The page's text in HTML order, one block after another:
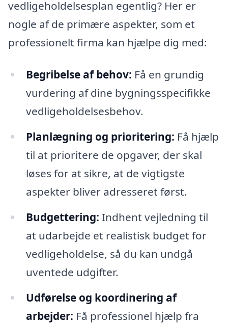
vedligeholdelsesplan egentlig? Her er
nogle af de primære aspekter, som et
professionelt firma kan hjælpe dig med:
Begribelse af behov: Få en grundig
vurdering af dine bygningsspecifikke
vedligeholdelsesbehov.
Planlægning og prioritering: Få hjælp
til at prioritere de opgaver, der skal
løses for at sikre, at de vigtigste
aspekter bliver adresseret først.
Budgettering: Indhent vejledning til
at udarbejde et realistisk budget for
vedligeholdelse, så du kan undgå
uventede udgifter.
Udførelse og koordinering af
arbejder: Få professionel hjælp fra